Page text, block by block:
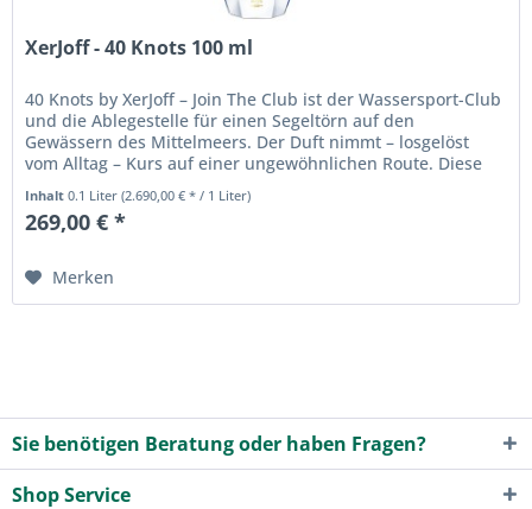
XerJoff - 40 Knots 100 ml
40 Knots by XerJoff – Join The Club ist der Wassersport-Club
und die Ablegestelle für einen Segeltörn auf den
Gewässern des Mittelmeers. Der Duft nimmt – losgelöst
vom Alltag – Kurs auf einer ungewöhnlichen Route. Diese
zeitlose und...
Inhalt0.1 Liter(2.690,00 € * / 1 Liter)
269,00 € *
Merken
Sie benötigen Beratung oder haben Fragen?
Shop Service